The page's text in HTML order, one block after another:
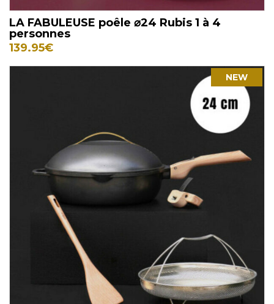
LA FABULEUSE poêle ⌀24 Rubis 1 à 4
personnes
139.95€
NEW